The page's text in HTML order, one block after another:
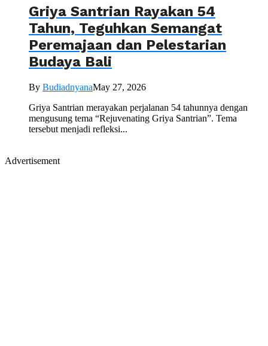
Griya Santrian Rayakan 54
Tahun, Teguhkan Semangat
Peremajaan dan Pelestarian
Budaya Bali
By BudiadnyanaMay 27, 2026
Griya Santrian merayakan perjalanan 54 tahunnya dengan
mengusung tema “Rejuvenating Griya Santrian”. Tema
tersebut menjadi refleksi...
Advertisement